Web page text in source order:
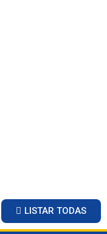
LISTAR TODAS